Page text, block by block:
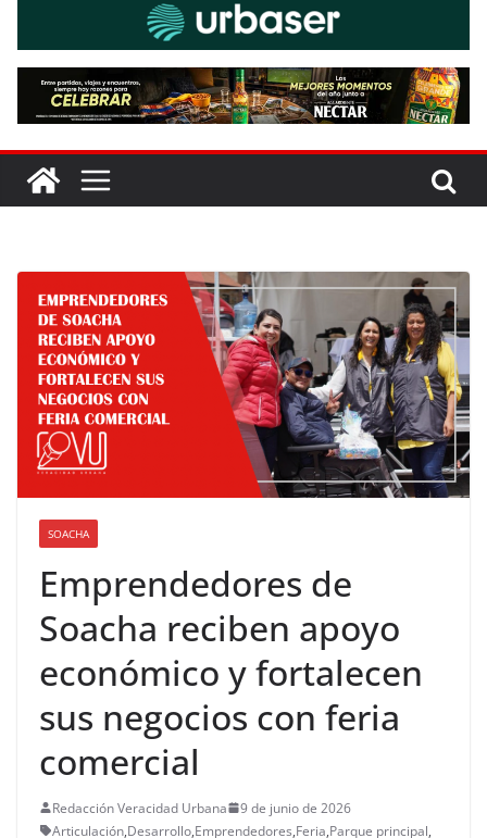
SOACHA
Emprendedores de
Soacha reciben apoyo
económico y fortalecen
sus negocios con feria
comercial
Redacción Veracidad Urbana
9 de junio de 2026
Articulación,Desarrollo,Emprendedores,Feria,Parque principal,